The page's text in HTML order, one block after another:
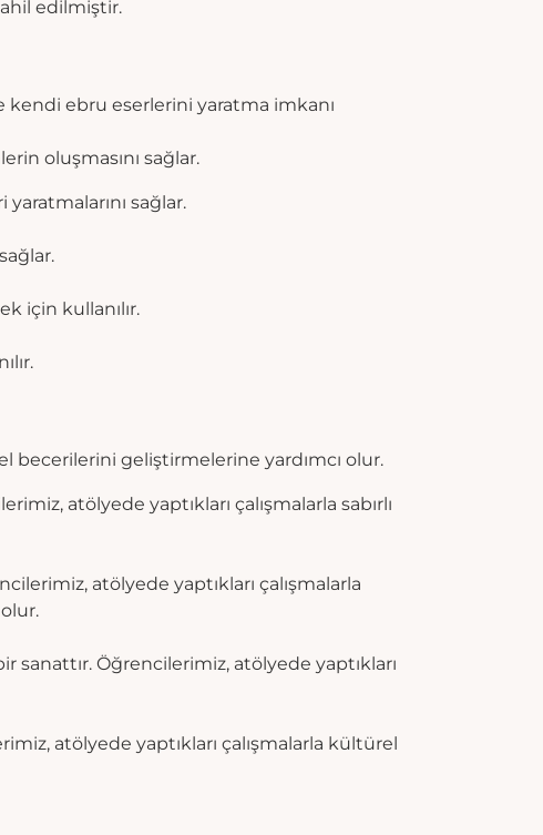
edilmiştir.
ebru eserlerini yaratma imkanı
oluşmasını sağlar.
sağlar.
için kullanılır.
el becerilerini geliştirmelerine yardımcı olur.
atölyede yaptıkları çalışmalarla sabırlı
atölyede yaptıkları çalışmalarla
Öğrencilerimiz, atölyede yaptıkları
atölyede yaptıkları çalışmalarla kültürel